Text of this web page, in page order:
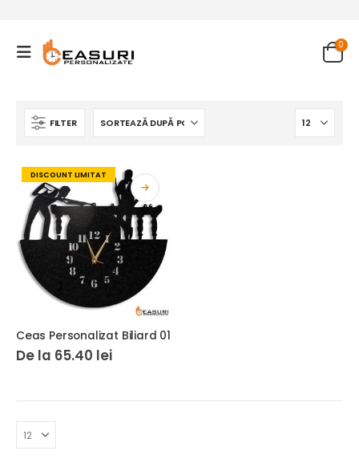
0
FILTER
DISCOUNT LIMITAT
Ceas Personalizat Biliard 01
De la 65.40 lei